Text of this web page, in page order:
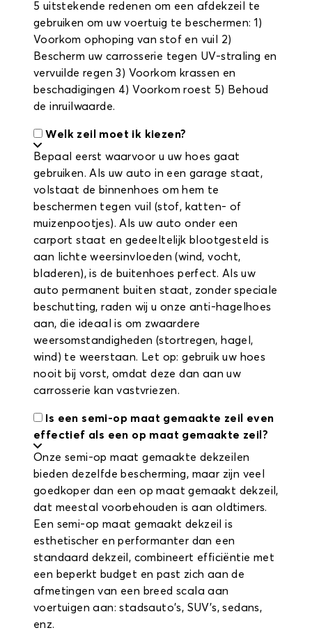
5 uitstekende redenen om een afdekzeil te
gebruiken om uw voertuig te beschermen: 1)
Voorkom ophoping van stof en vuil 2)
Bescherm uw carrosserie tegen UV-straling en
vervuilde regen 3) Voorkom krassen en
beschadigingen 4) Voorkom roest 5) Behoud
de inruilwaarde.
Welk zeil moet ik kiezen?
Bepaal eerst waarvoor u uw hoes gaat
gebruiken. Als uw auto in een garage staat,
volstaat de binnenhoes om hem te
beschermen tegen vuil (stof, katten- of
muizenpootjes). Als uw auto onder een
carport staat en gedeeltelijk blootgesteld is
aan lichte weersinvloeden (wind, vocht,
bladeren), is de buitenhoes perfect. Als uw
auto permanent buiten staat, zonder speciale
beschutting, raden wij u onze anti-hagelhoes
aan, die ideaal is om zwaardere
weersomstandigheden (stortregen, hagel,
wind) te weerstaan. Let op: gebruik uw hoes
nooit bij vorst, omdat deze dan aan uw
carrosserie kan vastvriezen.
Is een semi-op maat gemaakte zeil even
effectief als een op maat gemaakte zeil?
Onze semi-op maat gemaakte dekzeilen
bieden dezelfde bescherming, maar zijn veel
goedkoper dan een op maat gemaakt dekzeil,
dat meestal voorbehouden is aan oldtimers.
Een semi-op maat gemaakt dekzeil is
esthetischer en performanter dan een
standaard dekzeil, combineert efficiëntie met
een beperkt budget en past zich aan de
afmetingen van een breed scala aan
voertuigen aan: stadsauto's, SUV's, sedans,
enz.